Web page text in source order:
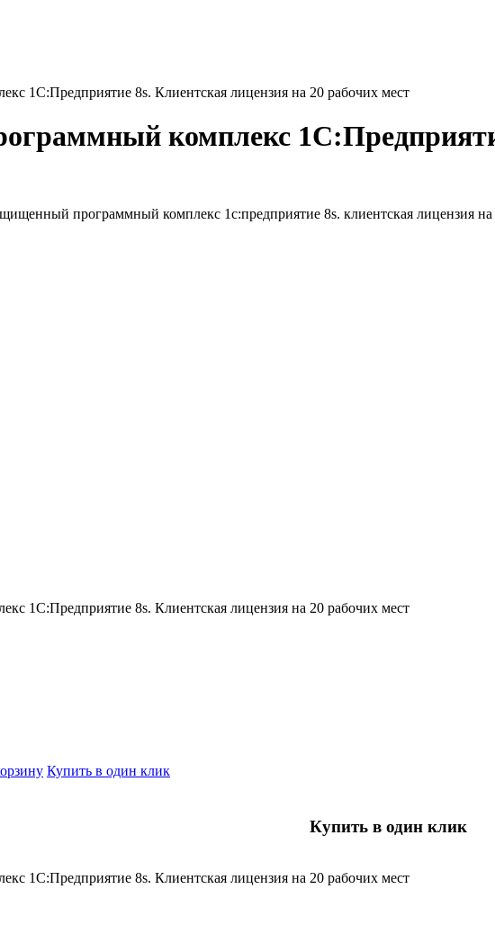
1С:Предприятие 8s. Клиентская лицензия на 20 рабочих мест
комплекс
1С:Предприятие 8s. Клиентская лицензия на 20 рабочих мест
Купить в один клик
Купить в один клик
1С:Предприятие 8s. Клиентская лицензия на 20 рабочих мест